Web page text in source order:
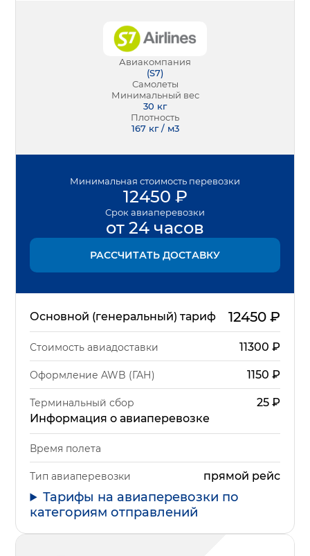
Авиакомпания
(S7)
Самолеты
Минимальный вес
30 кг
Плотность
167 кг / м3
Минимальная стоимость перевозки
12450 ₽
Срок авиаперевозки
от 24 часов
РАССЧИТАТЬ ДОСТАВКУ
Основной (генеральный) тариф 12450₽
Стоимость авиадоставки 11300 ₽
Оформление AWB (ГАН) 1150 ₽
Терминальный сбор 25₽
Информация о авиаперевозке
Время полета
Тип авиаперевозки прямой рейс
Тарифы на авиаперевозки по
категориям отправлений